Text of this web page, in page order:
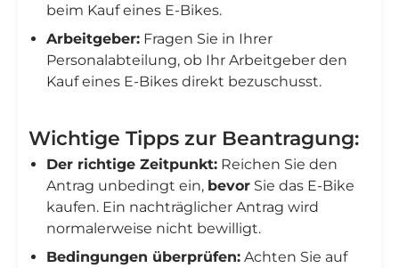
beim Kauf eines E-Bikes.
Arbeitgeber: Fragen Sie in Ihrer
Personalabteilung, ob Ihr Arbeitgeber den
Kauf eines E-Bikes direkt bezuschusst.
Wichtige Tipps zur Beantragung:
Der richtige Zeitpunkt: Reichen Sie den
Antrag unbedingt ein, bevor Sie das E-Bike
kaufen. Ein nachträglicher Antrag wird
normalerweise nicht bewilligt.
Bedingungen überprüfen: Achten Sie auf